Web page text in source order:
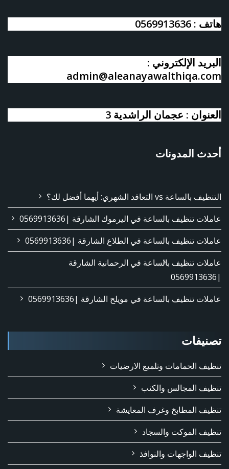
هاتف : 0569913636
البريد الإلكتروني :
admin@aleanayawalthiqa.com
العنوان : عجمان الراشدية 3
أحدث المدونات
التنظيف بالساعة vs التعاقد الشهري: أيهما أفضل لك؟
عاملات تنظيف بالساعة في اليرموك الشارقة |0569913636
عاملات تنظيف بالساعة في الطلاع الشارقة |0569913636
عاملات تنظيف بالساعة في الرحمانية الشارقة
|0569913636
عاملات تنظيف بالساعة في مويلح الشارقة |0569913636
تصنيفات
تنظيف الحمامات وتلميع الارضيات
تنظيف المجالس والكنب
تنظيف المطابخ وغرف المعايشة
تنظيف الموكت والسجاد
تنظيف الواجهات والنوافذ